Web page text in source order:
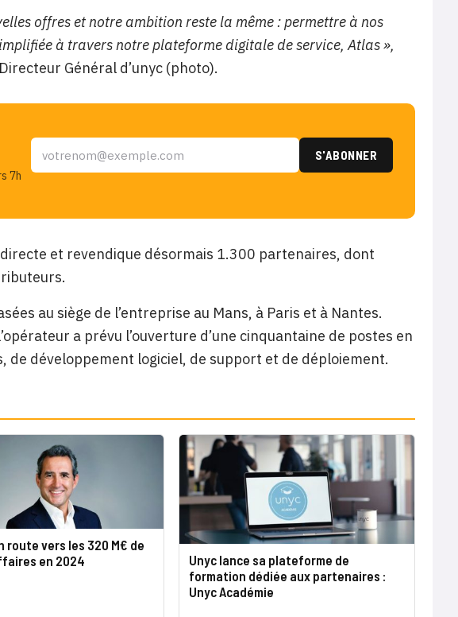
offres et notre ambition reste la même : permettre à nos
à travers notre plateforme digitale de service, Atlas »,
Général d’unyc (photo).
7h
et revendique désormais 1.300 partenaires, dont
au siège de l’entreprise au Mans, à Paris et à Nantes.
a prévu l’ouverture d’une cinquantaine de postes en
développement logiciel, de support et de déploiement.
route vers les 320 M€ de
en 2024
Unyc lance sa plateforme de
formation dédiée aux partenaires :
Unyc Académie